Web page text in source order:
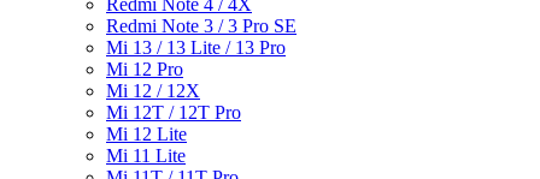
Redmi Note 4 / 4X
Redmi Note 3 / 3 Pro SE
Mi 13 / 13 Lite / 13 Pro
Mi 12 Pro
Mi 12 / 12X
Mi 12T / 12T Pro
Mi 12 Lite
Mi 11 Lite